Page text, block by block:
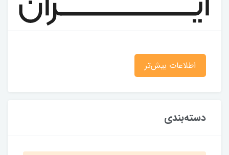
اطلاعات بیش‌تر
دسته‌بندی